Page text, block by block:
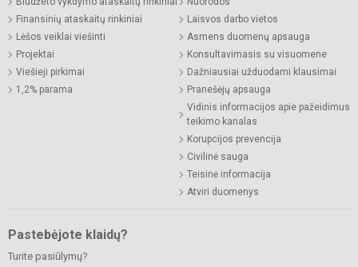
Finansinių ataskaitų rinkiniai
Lėšos veiklai viešinti
Projektai
Viešieji pirkimai
1,2% parama
Laisvos darbo vietos
Asmens duomenų apsauga
Konsultavimasis su visuomene
Dažniausiai užduodami klausimai
Pranešėjų apsauga
Vidinis informacijos apie pažeidimus
teikimo kanalas
Korupcijos prevencija
Civilinė sauga
Teisinė informacija
Atviri duomenys
Pastebėjote klaidų?
Turite pasiūlymų?